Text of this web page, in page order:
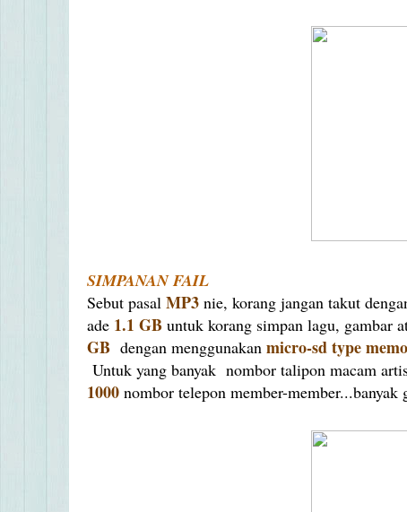
SIMPANAN FAIL
Sebut pasal MP3 nie, korang jangan takut
ade 1.1 GB untuk korang simpan lagu, gambar
GB dengan menggunakan micro-sd type
Untuk yang banyak nombor talipon macam
1000 nombor telepon member-member...banyak